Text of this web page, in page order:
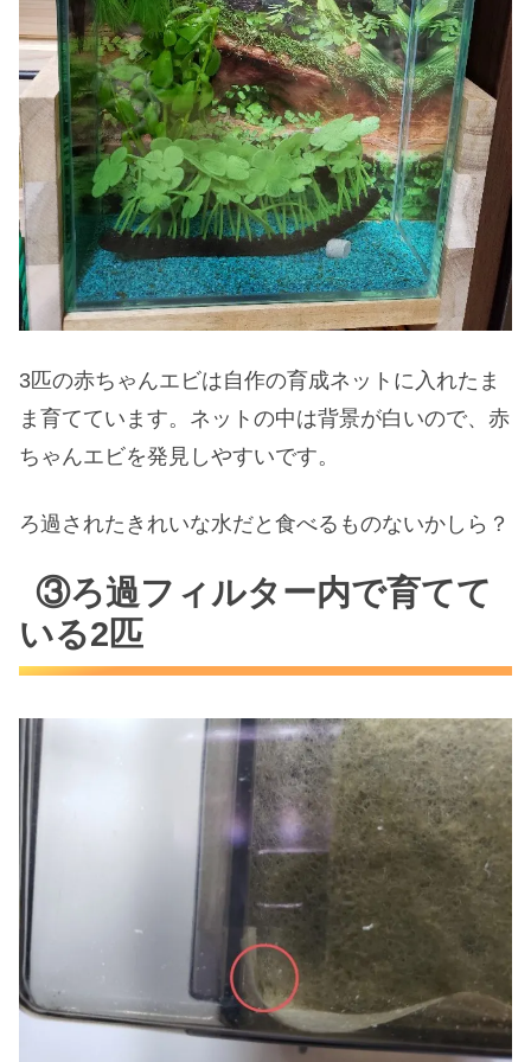
3匹の赤ちゃんエビは自作の育成ネットに入れたま
ま育てています。ネットの中は背景が白いので、赤
ちゃんエビを発見しやすいです。
ろ過されたきれいな水だと食べるものないかしら？
③ろ過フィルター内で育てて
いる2匹